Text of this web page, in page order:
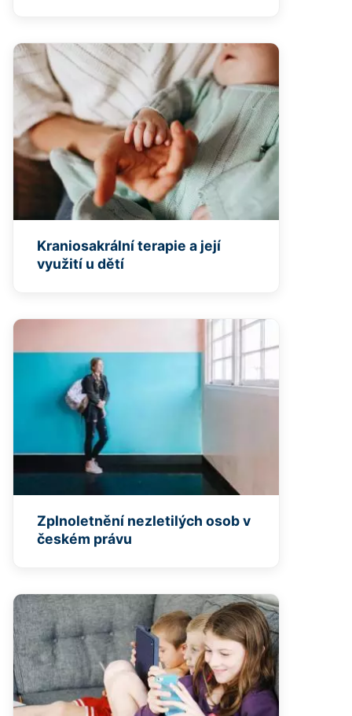
Kraniosakrální terapie a její
využití u dětí
Zplnoletnění nezletilých osob v
českém právu